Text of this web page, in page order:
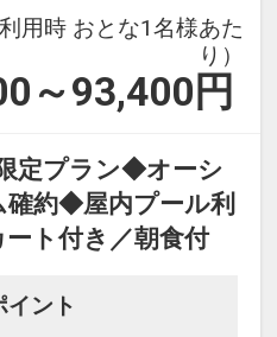
1日～2026年10月
ス番号：DP-1-
用時 おとな1名様あた
り）
～93,400 円
限定プラン◆オーシ
確約◆屋内プール利
ト付き／朝食付
イント